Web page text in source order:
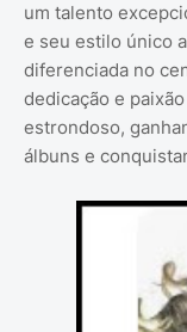
um talento
e seu estilo único
diferenciada no
dedicação e
estrondoso,
álbuns e